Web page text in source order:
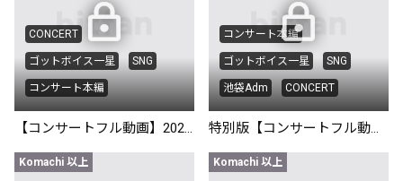
CONCERT
ゴットボイス一星 SNG
コンサート本編
【コンサートフル動画】2025/12/19 吉祥寺Planet K
コンサート本編
ゴットボイス一星 SNG
池袋Adm CONCERT
特別版【コンサートフル動画】2025/9/21 池袋Adm スペシャルマルチアングル版
Komachi 以上 Komachi 以上